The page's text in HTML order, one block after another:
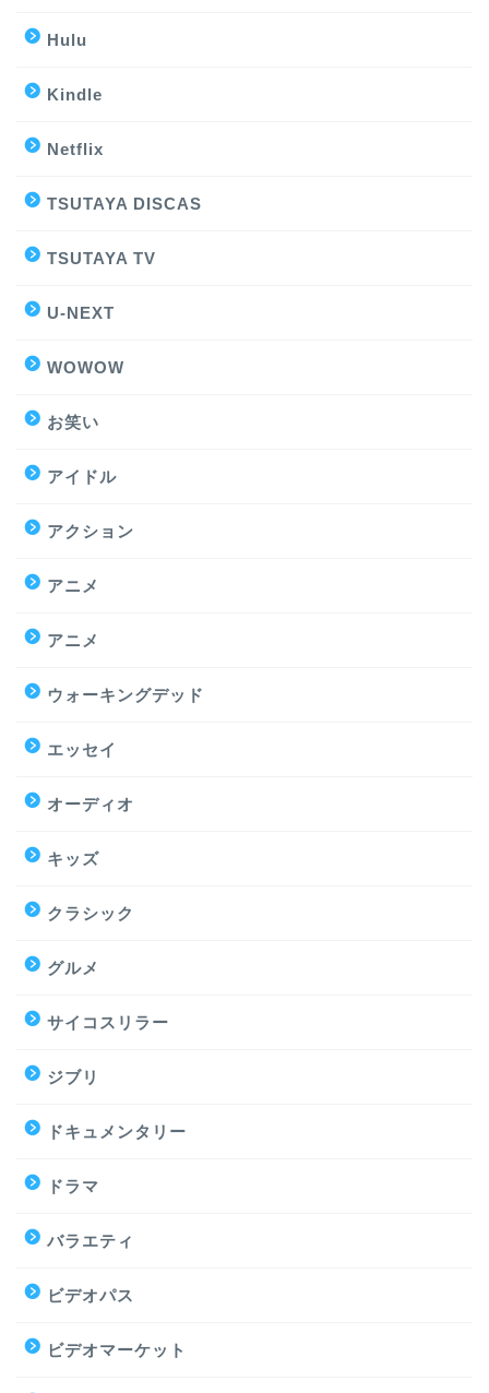
Hulu
Kindle
Netflix
TSUTAYA DISCAS
TSUTAYA TV
U-NEXT
WOWOW
お笑い
アイドル
アクション
アニメ
アニメ
ウォーキングデッド
エッセイ
オーディオ
キッズ
クラシック
グルメ
サイコスリラー
ジブリ
ドキュメンタリー
ドラマ
バラエティ
ビデオパス
ビデオマーケット